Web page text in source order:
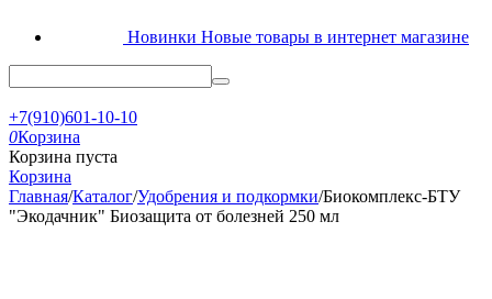
Новинки Новые товары в интернет магазине
+7(910)601-10-10
0Корзина
Корзина пуста
Корзина
Главная/Каталог/Удобрения и подкормки/Биокомплекс-БТУ
"Экодачник" Биозащита от болезней 250 мл